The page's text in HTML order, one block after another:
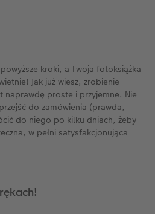
kroki, a Twoja fotoksiążka
Jak już wiesz, zrobienie
naprawdę proste i przyjemne. Nie
do zamówienia (prawda,
do niego po kilku dniach, żeby
w pełni satysfakcjonująca